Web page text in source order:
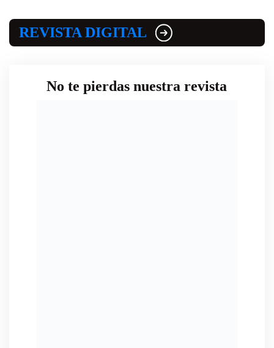
REVISTA DIGITAL
No te pierdas nuestra revista